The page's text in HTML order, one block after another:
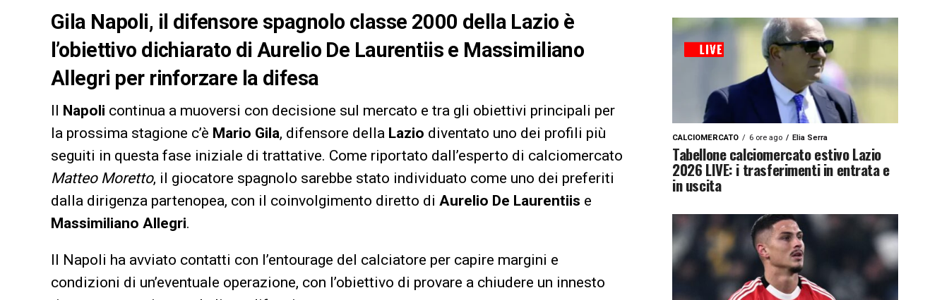
Gila Napoli, il difensore spagnolo classe 2000 della Lazio è
l’obiettivo dichiarato di Aurelio De Laurentiis e Massimiliano
Allegri per rinforzare la difesa
Il Napoli continua a muoversi con decisione sul mercato e tra gli obiettivi principali per
la prossima stagione c’è Mario Gila, difensore della Lazio diventato uno dei profili più
seguiti in questa fase iniziale di trattative. Come riportato dall’esperto di calciomercato
Matteo Moretto, il giocatore spagnolo sarebbe stato individuato come uno dei preferiti
dalla dirigenza partenopea, con il coinvolgimento diretto di Aurelio De Laurentiis e
Massimiliano Allegri.
Il Napoli ha avviato contatti con l’entourage del calciatore per capire margini e
condizioni di un’eventuale operazione, con l’obiettivo di provare a chiudere un innesto
CALCIOMERCATO 6 ore ago Elia Serra
Tabellone calciomercato estivo Lazio
2026 LIVE: i trasferimenti in entrata e
in uscita